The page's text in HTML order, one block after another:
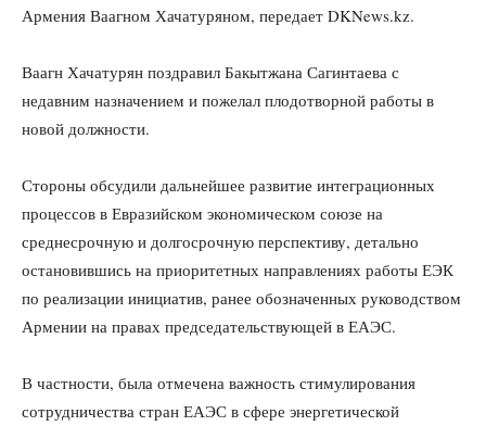
Армения Ваагном Хачатуряном, передает DKNews.kz.
Ваагн Хачатурян поздравил Бакытжана Сагинтаева с
недавним назначением и пожелал плодотворной работы в
новой должности.
Стороны обсудили дальнейшее развитие интеграционных
процессов в Евразийском экономическом союзе на
среднесрочную и долгосрочную перспективу, детально
остановившись на приоритетных направлениях работы ЕЭК
по реализации инициатив, ранее обозначенных руководством
Армении на правах председательствующей в ЕАЭС.
В частности, была отмечена важность стимулирования
сотрудничества стран ЕАЭС в сфере энергетической